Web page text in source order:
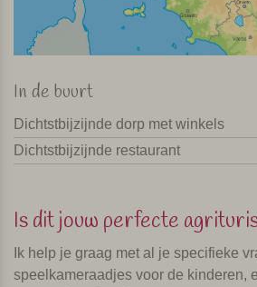
In de buurt
Dichtstbijzijnde dorp met winkels
Dichtstbijzijnde restaurant
Is dit jouw perfecte
Ik help je graag met al je specifieke
speelkameraadjes voor de kinderen,